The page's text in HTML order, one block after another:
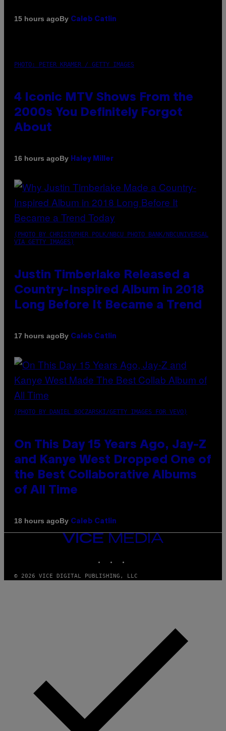
15 hours agoBy Caleb Catlin
PHOTO: PETER KRAMER / GETTY IMAGES
4 Iconic MTV Shows From the
2000s You Definitely Forgot
About
16 hours agoBy Haley Miller
(PHOTO BY CHRISTOPHER POLK/NBCU PHOTO BANK/NBCUNIVERSAL
VIA GETTY IMAGES)
Justin Timberlake Released a
Country-Inspired Album in 2018
Long Before It Became a Trend
17 hours agoBy Caleb Catlin
(PHOTO BY DANIEL BOCZARSKI/GETTY IMAGES FOR VEVO)
On This Day 15 Years Ago, Jay-Z
and Kanye West Dropped One of
the Best Collaborative Albums
of All Time
18 hours agoBy Caleb Catlin
VICE
MEDIA
© 2026 VICE DIGITAL PUBLISHING, LLC